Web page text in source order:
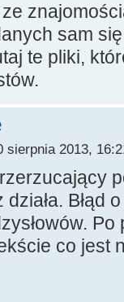
sam
te pliki,
sierpnia 2013,
Błąd
co jest